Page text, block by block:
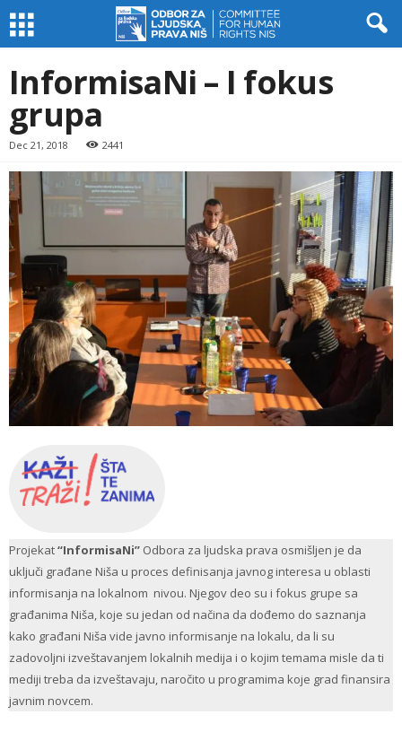
InformisaNi – I fokus
grupa
Dec 21, 2018 2441
Projekat“InformisaNi” Odbora za ljudska prava osmišljen je da
uključi građane Niša u proces definisanja javnog interesa u oblasti
informisanja na lokalnom nivou. Njegov deo su i fokus grupe sa
građanima Niša, koje su jedan od načina da dođemo do saznanja
kako građani Niša vide javno informisanje na lokalu, da li su
zadovoljni izveštavanjem lokalnih medija i o kojim temama misle da ti
mediji treba da izveštavaju, naročito u programima koje grad finansira
javnim novcem.